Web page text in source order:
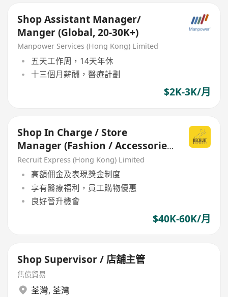
Shop Assistant Manager/
Manger (Global, 20-30K+)
Manpower Services (Hong Kong) Limited
五天工作周，14天年休
十三個月薪酬，醫療計劃
$2K-3K/月
Shop In Charge / Store
Manager (Fashion / Accessories
/ Beauty)
Recruit Express (Hong Kong) Limited
高額佣金及表現獎金制度
享有醫療福利，員工購物優惠
良好晉升機會
$40K-60K/月
Shop Supervisor / 店舖主管
雋億貿易
荃灣, 荃灣